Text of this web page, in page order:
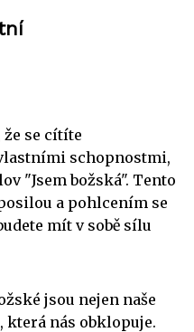
se cítíte
schopnostmi,
"Jsem božská". Tento
a pohlcením se
mít v sobě sílu
jsou nejen naše
která nás obklopuje.